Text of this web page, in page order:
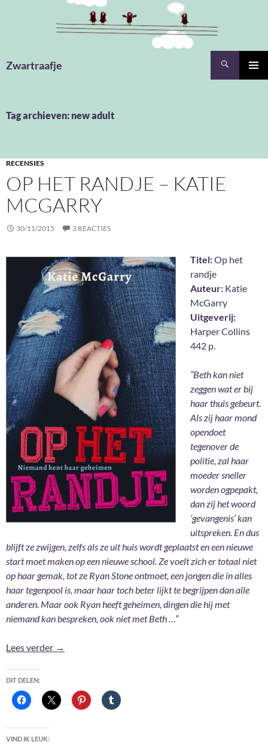
Zwartraafje
Tag archieven: new adult
RECENSIES
OP HET RANDJE – KATIE
MCGARRY
30/11/2015 3 REACTIES
Titel:Op het
randje
Auteur: Katie
McGarry
Uitgeverij:
Harper Collins
442 p.
“Beth kan niet
zeggen wat er bij
haar thuis gebeurt.
Als zij haar mond
opendoet
tegenover de
politie, zal haar
moeder sneller
worden ogpepakt,
dan zij het woord
‘gevangenis’ kan
uitspreken. En dus
blijft ze zwijgen, zelfs als ze uit huis wordt geplaatst en een nieuwe
start moet maken op een nieuwe school. Ze voelt zich er totaal niet
op haar gemak, tot ze Ryan Stone ontmoet, een jongen die in alles
haar tegenpool is, maar haar toch beter lijkt te begrijpen dan alle
anderen. Maar ook Ryan heeft geheimen, dingen die hij met
niemand kan bespreken, ook niet met Beth …”
Lees verder Op het randje – Katie McGarry
→
DIT DELEN:
VIND IK LEUK: